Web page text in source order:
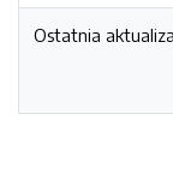
Ostatnia